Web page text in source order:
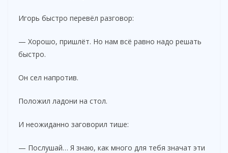
Игорь быстро перевёл разговор:
— Хорошо, пришлёт. Но нам всё равно надо решать
быстро.
Он сел напротив.
Положил ладони на стол.
И неожиданно заговорил тише:
— Послушай… Я знаю, как много для тебя значат эти